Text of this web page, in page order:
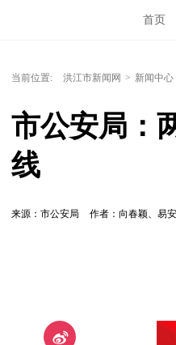
首页
当前位置: 洪江市新闻网 > 新闻中心
市公安局：
线
来源：市公安局 作者：向春颖、易